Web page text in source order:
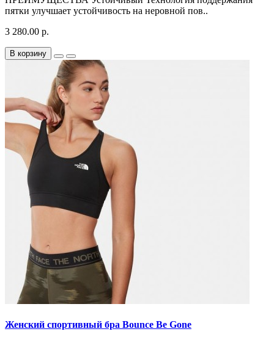
пятки улучшает устойчивость на неровной пов..
3 280.00 р.
В корзину
Женский спортивный бра Bounce Be Gone